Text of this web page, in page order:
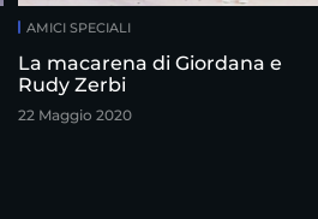
AMICI SPECIALI
La macarena di Giordana e
Rudy Zerbi
22 Maggio 2020